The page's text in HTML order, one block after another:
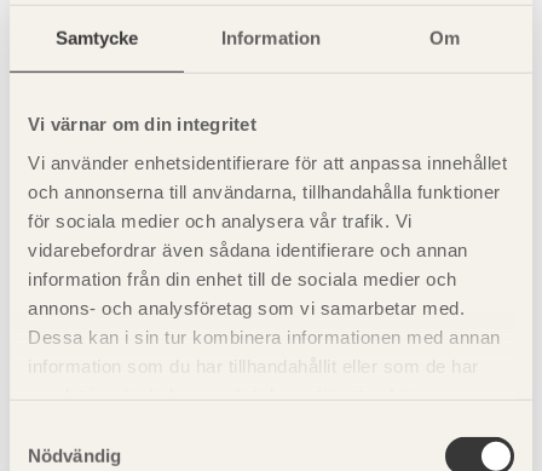
Samtycke Information Om
Vi värnar om din integritet
Vi använder enhetsidentifierare för att anpassa innehållet
och annonserna till användarna, tillhandahålla funktioner
för sociala medier och analysera vår trafik. Vi
vidarebefordrar även sådana identifierare och annan
information från din enhet till de sociala medier och
annons- och analysföretag som vi samarbetar med.
Dessa kan i sin tur kombinera informationen med annan
information som du har tillhandahållit eller som de har
Nödvändig
Böjhållfasthet parallellt med
fiberriktningen
Draghållfasthet parallellt med
Draghållfasthet vinkelrätt mot
fiberriktningen
2,0
Skjuvhållfasthet parallellt med
fiberriktningen
Elasticitetsmodul parallellt med
fiberriktningen
1,5